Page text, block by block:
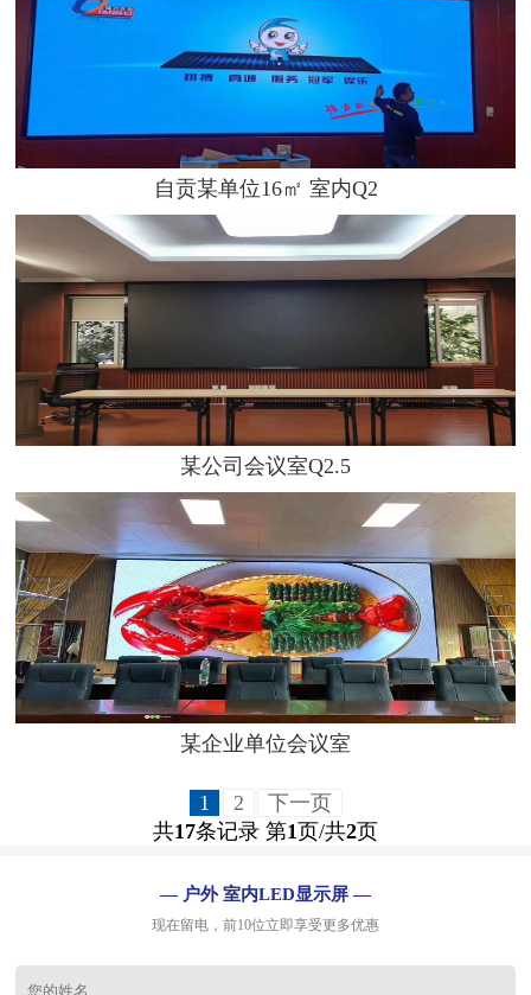
自贡某单位16㎡ 室内Q2
某公司会议室Q2.5
某企业单位会议室
1 2
下一页
共17条记录 第1页/共2页
— 户外 室内LED显示屏 —
现在留电，前10位立即享受更多优惠